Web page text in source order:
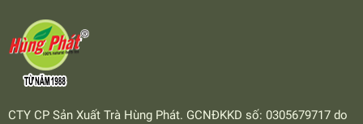
CTY CP Sản Xuất Trà Hùng Phát. GCNĐKKD số: 0305679717 do